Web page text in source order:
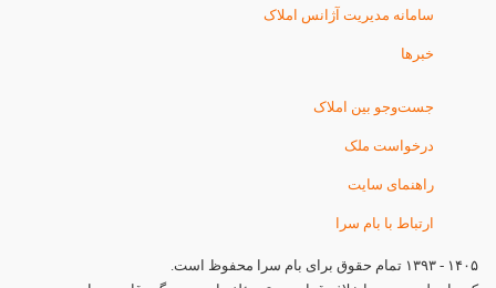
سامانه مدیریت آژانس املاک
خبرها
جست‌وجو بین املاک
درخواست ملک
راهنمای سایت
ارتباط با بام سرا
۱۴۰۵ - ۱۳۹۳ تمام حقوق برای بام سرا محفوظ است.